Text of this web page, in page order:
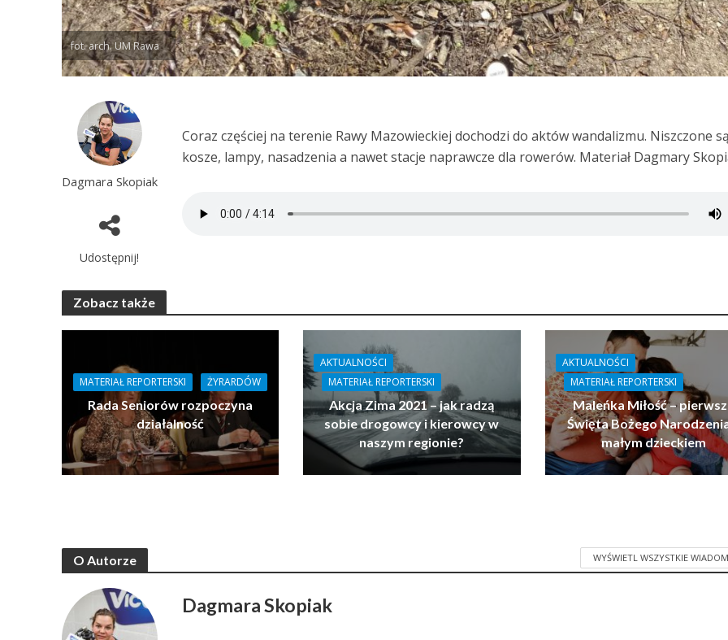
fot. arch. UM Rawa
Dagmara Skopiak
Udostępnij!
Coraz częściej na terenie Rawy Mazowieckiej dochodzi do aktów wandalizmu. Niszczone
kosze, lampy, nasadzenia a nawet stacje naprawcze dla rowerów. Materiał Dagmary
Zobacz także
MATERIAŁ REPORTERSKI ŻYRARDÓW
Rada Seniorów rozpoczyna
działalność
AKTUALNOŚCI
MATERIAŁ REPORTERSKI
Akcja Zima 2021 – jak radzą
sobie drogowcy i kierowcy w
naszym regionie?
AKTUALNOŚCI
MATERIAŁ REPORTERSKI
Maleńka Miłość –
Święta Bożego
małym dzieckiem
O Autorze WYŚWIETL WSZYSTKIE
Dagmara Skopiak